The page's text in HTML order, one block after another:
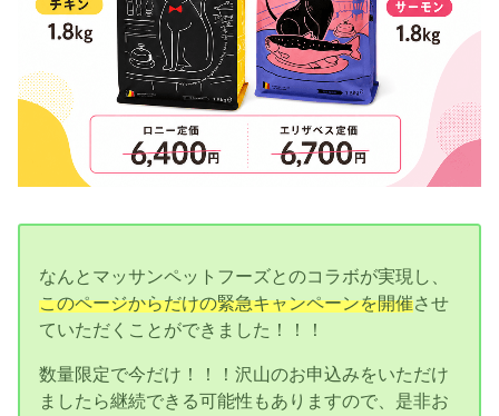
なんとマッサンペットフーズとのコラボが実現し、
このページからだけの緊急キャンペーンを開催させ
ていただくことができました！！！
数量限定で今だけ！！！沢山のお申込みをいただけ
ましたら継続できる可能性もありますので、是非お